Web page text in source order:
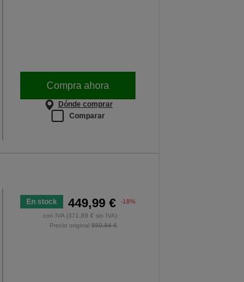
Compra ahora
Dónde comprar
Comparar
En stock 449,99 € -18%
con IVA (371,89 € sin IVA)
Precio original550,84 €